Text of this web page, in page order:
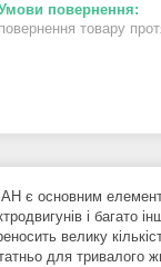
повернення товару
є основним
і багато
велику
для тривалого